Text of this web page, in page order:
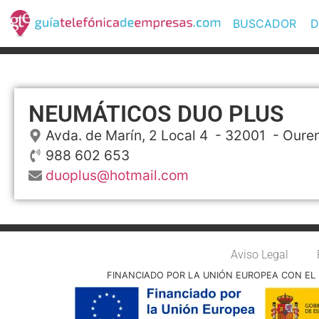
BUSCADOR
NEUMÁTICOS DUO PLUS
Avda. de Marín, 2 Local 4 - 32001 -
988 602 653
duoplus@hotmail.com
Aviso Legal
FINANCIADO POR LA UNIÓN EUROPEA CON